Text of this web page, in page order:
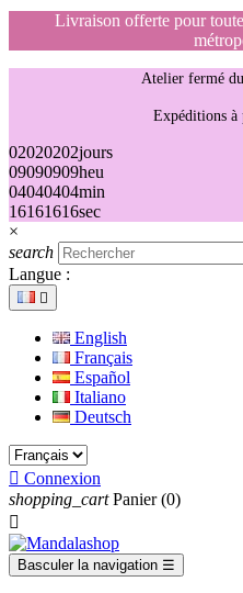
Livraison offerte pour
Atelier fermé
Expéditions à
02020202jours
09090909heu
04040404min
16161616sec
×
search
Langue :

English
Français
Español
Italiano
Deutsch
 Connexion
shopping_cart Panier (0)

Basculer la navigation ☰